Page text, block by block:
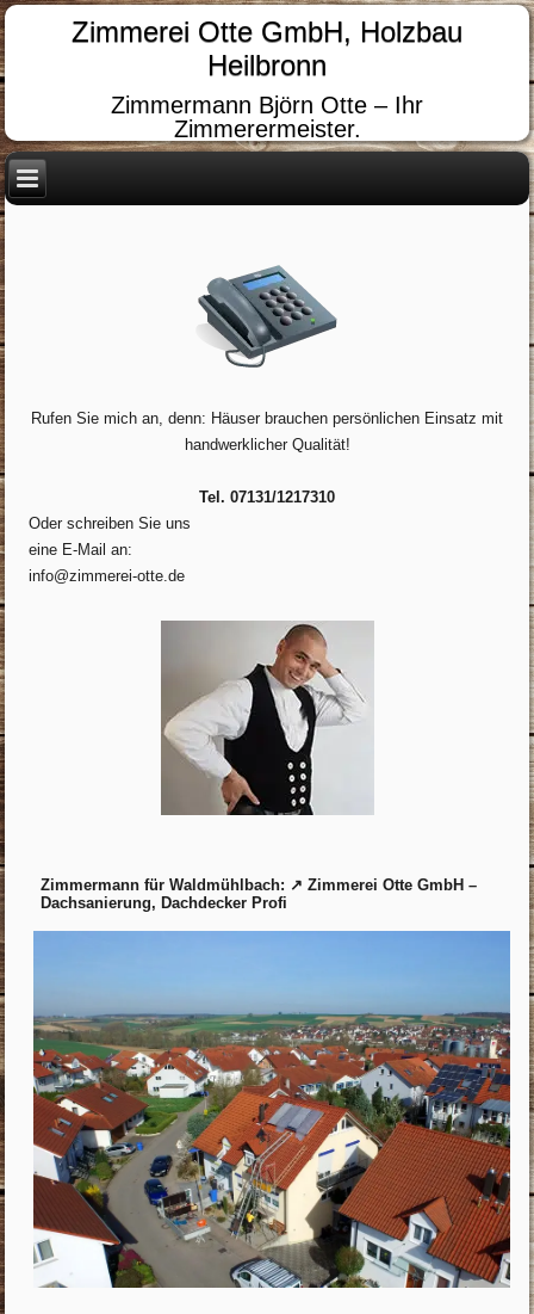
Zimmerei Otte GmbH, Holzbau
Heilbronn
Zimmermann Björn Otte – Ihr
Zimmerermeister.
Rufen Sie mich an, denn: Häuser brauchen persönlichen Einsatz mit
handwerklicher Qualität!
Tel. 07131/1217310
Oder schreiben Sie uns
eine E-Mail an:
info@zimmerei-otte.de
Zimmermann für Waldmühlbach: ↗️ Zimmerei Otte GmbH –
Dachsanierung, Dachdecker Profi